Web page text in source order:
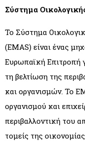
Σύστημα
Το Σύστημα
(EMAS) είναι ένας
Ευρωπαϊκή Επιτροπή
τη βελτίωση της
και οργανισμών. Το
οργανισμού και
περιβαλλοντική του
τομείς της